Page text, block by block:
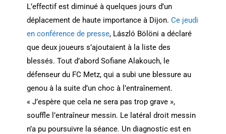
L’effectif est diminué à quelques jours d’un
déplacement de haute importance à Dijon. Ce jeudi
en conférence de presse, László Bölöni a déclaré
que deux joueurs s’ajoutaient à la liste des
blessés. Tout d’abord Sofiane Alakouch, le
défenseur du FC Metz, qui a subi une blessure au
genou à la suite d’un choc à l’entraînement.
« J’espère que cela ne sera pas trop grave »,
souffle l’entraîneur messin. Le latéral droit messin
n’a pu poursuivre la séance. Un diagnostic est en